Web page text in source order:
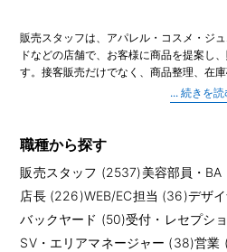
販売スタッフは、アパレル・コスメ・ジ
ドなどの店舗で、お客様に商品を提案し
す。接客販売だけでなく、商品整理、在
管理、ディスプレイ変更、SNSやイベン
に関わる幅広い業務を担当します。
方を踏まえたスタイリング提案が重要で
す。単に商品を売るだけでなく、「また
らえる関係づくりが成果につながります。
未経験から挑戦できる求人もありますが
の勤務経験、語学力、ラグジュアリー商
職種から探す
販売スタッフ (2537)美容部員・
店長 (226)WEB/EC担当 (36)デザ
バックヤード (50)受付・レセプシ
SV・エリアマネージャー (38)営業